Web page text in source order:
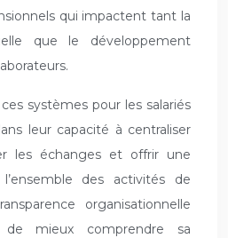
qui impactent tant la
que le développement
systèmes pour les salariés
leur capacité à centraliser
les échanges et offrir une
des activités de
organisationnelle
mieux comprendre sa